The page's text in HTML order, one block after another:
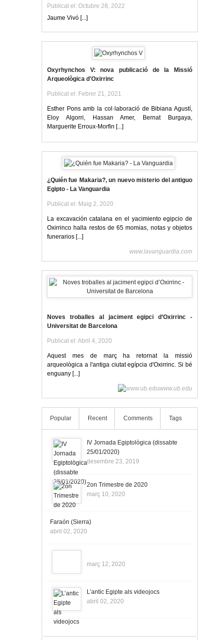
Publicat el: Octubre 28, 2022
Jaume Vivó [...]
Oxyrhynchos V: nova publicació de la Missió
Arqueològica d'Oxirrinc
Publicat el: Febrer 21, 2021
Esther Pons amb la col·laboració de Bibiana Agustí,
Eloy Algorri, Hassan Amer, Bernat Burgaya,
Marguerite Erroux-Morfin [...]
¿Quién fue Makaria?, un nuevo misterio del antiguo
Egipto - La Vanguardia
Publicat el: Maig 2, 2020
La excavación catalana en el yacimiento egipcio de
Oxirrinco halla restos de 65 momias, notas y objetos
funerarios [...]
www.lavanguardia.com
Noves troballes al jaciment egipci d’Oxirrinc -
Universitat de Barcelona
Publicat el: Abril 4, 2020
Aquest mes de març ha retornat la missió
arqueològica a l'antiga ciutat egípcia d'Oxirrinc. Si bé
enguany [...]
www.ub.edu
Popular Recent Comments Tags
IV Jornada Egiptològica (dissabte
25/01/2020)
desembre 23, 2019
2on Trimestre de 2020
març 10, 2020
Faraón (Sierra)
abril 02, 2020
març 12, 2020
L’antic Egipte als videojocs
abril 02, 2020